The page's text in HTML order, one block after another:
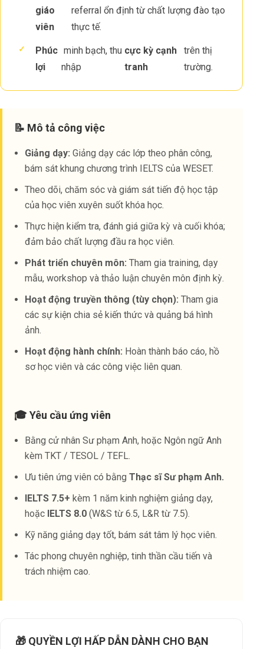
giáo
viên
referral ổn định từ chất lượng đào tạo
thực tế.
✓
Phúc
lợi
minh bạch, thu
nhập
cực kỳ cạnh
tranh
trên thị
trường.
📝 Mô tả công việc
Giảng dạy: Giảng dạy các lớp theo phân công,
bám sát khung chương trình IELTS của WESET.
Theo dõi, chăm sóc và giám sát tiến độ học tập
của học viên xuyên suốt khóa học.
Thực hiện kiểm tra, đánh giá giữa kỳ và cuối khóa;
đảm bảo chất lượng đầu ra học viên.
Phát triển chuyên môn: Tham gia training, dạy
mẫu, workshop và thảo luận chuyên môn định kỳ.
Hoạt động truyền thông (tùy chọn): Tham gia
các sự kiện chia sẻ kiến thức và quảng bá hình
ảnh.
Hoạt động hành chính: Hoàn thành báo cáo, hồ
sơ học viên và các công việc liên quan.
🎓 Yêu cầu ứng viên
Bằng cử nhân Sư phạm Anh, hoặc Ngôn ngữ Anh
kèm TKT / TESOL / TEFL.
Ưu tiên ứng viên có bằng Thạc sĩ Sư phạm Anh.
IELTS 7.5+ kèm 1 năm kinh nghiệm giảng dạy,
hoặc IELTS 8.0 (W&S từ 6.5, L&R từ 7.5).
Kỹ năng giảng dạy tốt, bám sát tâm lý học viên.
Tác phong chuyên nghiệp, tinh thần cầu tiến và
trách nhiệm cao.
🎁 QUYỀN LỢI HẤP DẪN DÀNH CHO BẠN